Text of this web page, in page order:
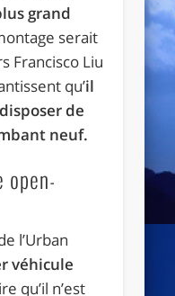
grand
serait
Francisco Liu
qu’il
de
neuf.
open-
l’Urban
véhicule
qu’il n’est